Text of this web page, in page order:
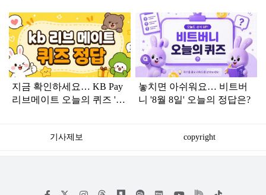
탑
라
인
지금 확인하세요… KB Pay
리브메이트 오늘의 퀴즈 '8
놓치면 아쉬워요… 비트버
니 '8월 8일' 오늘의 정답은?
기사제보 copyright